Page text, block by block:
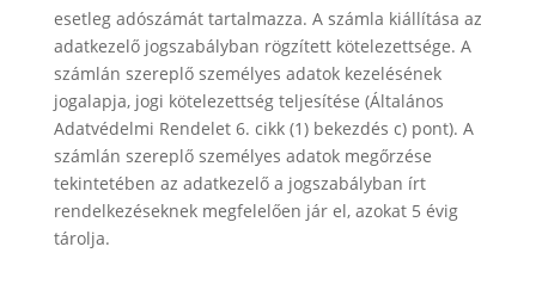
esetleg adószámát tartalmazza. A számla kiállítása az
adatkezelő jogszabályban rögzített kötelezettsége. A
számlán szereplő személyes adatok kezelésének
jogalapja, jogi kötelezettség teljesítése (Általános
Adatvédelmi Rendelet 6. cikk (1) bekezdés c) pont). A
számlán szereplő személyes adatok megőrzése
tekintetében az adatkezelő a jogszabályban írt
rendelkezéseknek megfelelően jár el, azokat 5 évig
tárolja.